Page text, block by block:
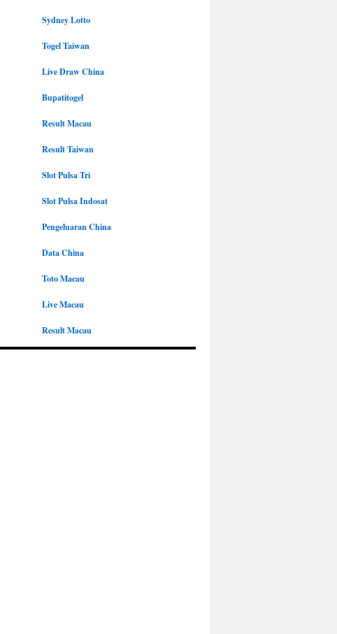
Sydney Lotto
Togel Taiwan
Live Draw China
Bupatitogel
Result Macau
Result Taiwan
Slot Pulsa Tri
Slot Pulsa Indosat
Pengeluaran China
Data China
Toto Macau
Live Macau
Result Macau